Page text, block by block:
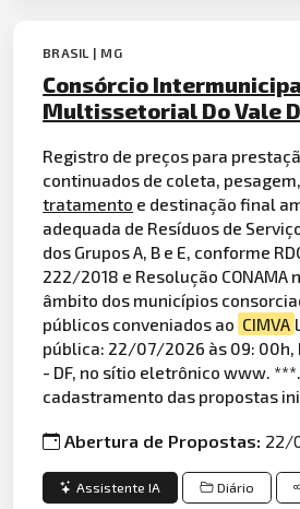
BRASIL | MG
Consórcio
Multissetorial Do Vale
Registro de preços para
continuados de coleta,
tratamento e destinação final
adequada de Resíduos de
dos Grupos A, B e E, conforme
222/2018 e Resolução CONAMA
âmbito dos municípios
públicos conveniados ao CIMVA
pública: 22/07/2026 às 09: 00h,
- DF, no sítio eletrônico www.
cadastramento das propostas
Abertura de Propostas: 22/
Assistente IA Diário